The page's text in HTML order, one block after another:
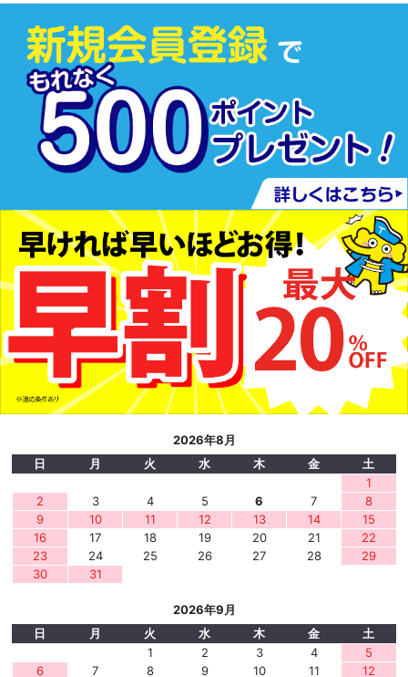
2026年8月
日
月 火 水 木 金
土
1
2
3 4 5 6 7
8
9
10 11 12 13 14
15
16
17 18 19 20 21
22
23
24 25 26 27 28
29
30
31
2026年9月
日
月 火 水 木 金
土
1
2 3 4
5
6
7 8 9 10 11
12